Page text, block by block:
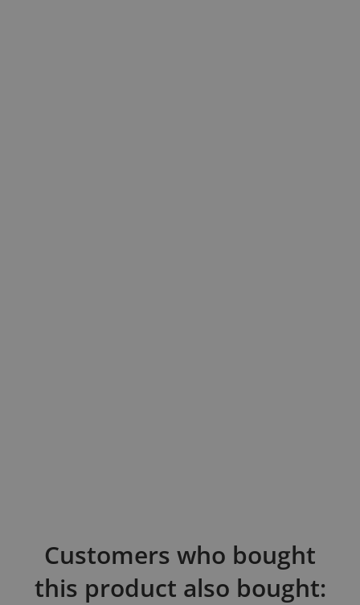
Customers who bought
this product also bought: